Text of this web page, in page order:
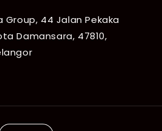
Group, 44 Jalan Pekaka
Damansara, 47810,